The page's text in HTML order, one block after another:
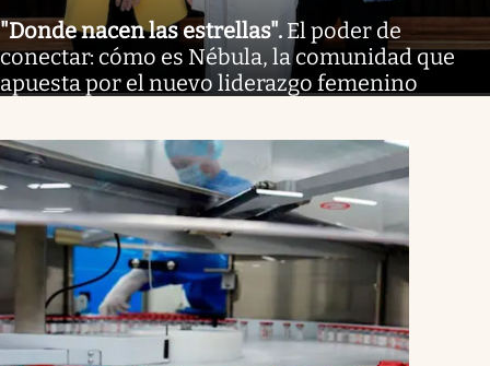
"Donde nacen las estrellas". El poder de
conectar: cómo es Nébula, la comunidad que
apuesta por el nuevo liderazgo femenino